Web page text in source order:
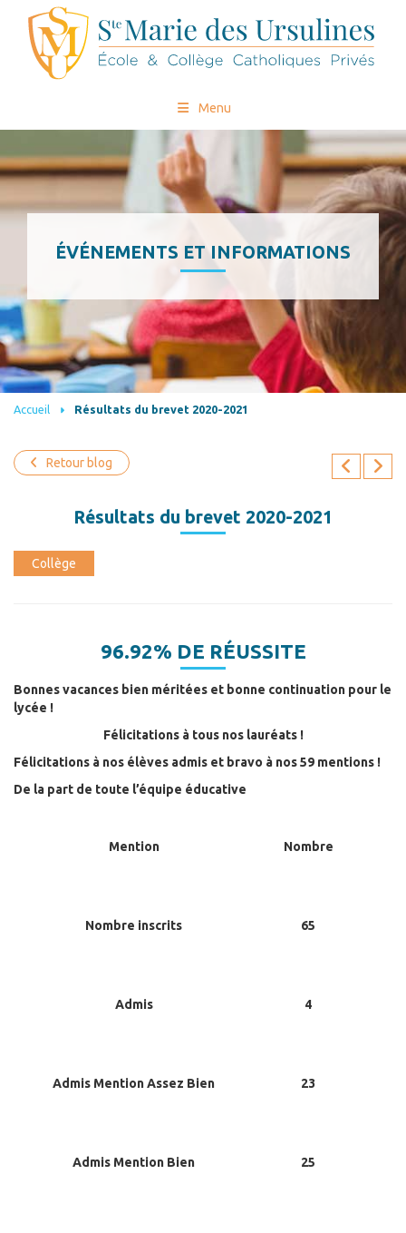
Menu
ÉVÉNEMENTS ET INFORMATIONS
Accueil Résultats du brevet 2020-2021
Retour blog
Résultats du brevet 2020-2021
Collège
96.92% DE RÉUSSITE
Bonnes vacances bien méritées et bonne continuation pour le
lycée !
Félicitations à tous nos lauréats !
Félicitations à nos élèves admis et bravo à nos 59 mentions !
De la part de toute l’équipe éducative
Mention Nombre
Nombre inscrits 65
Admis 4
Admis Mention Assez Bien 23
Admis Mention Bien 25